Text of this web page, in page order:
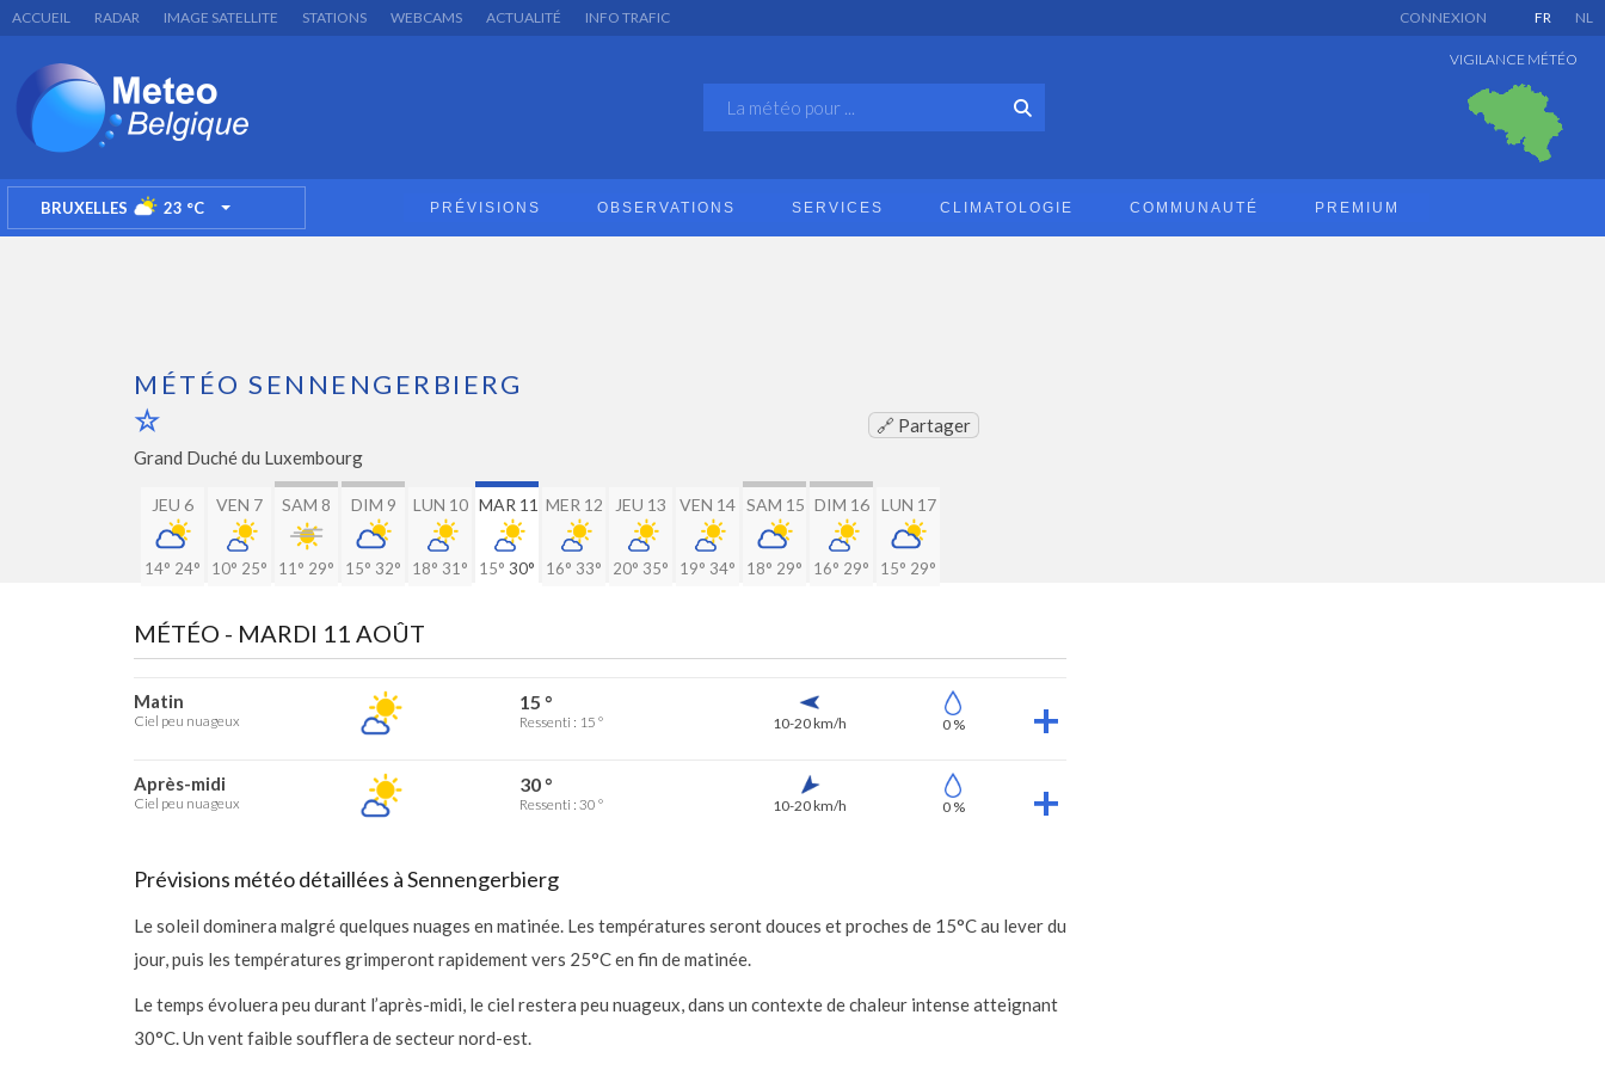
ACCUEIL RADAR IMAGE SATELLITE STATIONS WEBCAMS ACTUALITÉ INFO TRAFIC FR NL
CONNEXION
VIGILANCE MÉTÉO
BRUXELLES 23 °C TOGGLE DROPDOWN PRÉVISIONS OBSERVATIONS SERVICES CLIMATOLOGIE COMMUNAUTÉ PREMIUM
MÉTÉO SENNENGERBIERG
🔗 Partager
Grand Duché du Luxembourg
JEU 6
14° 24°
VEN 7
10° 25°
SAM 8
11° 29°
DIM 9
15° 32°
LUN 10
18° 31°
MAR 11
15° 30°
MER 12
16° 33°
JEU 13
20° 35°
VEN 14
19° 34°
SAM 15
18° 29°
DIM 16
16° 29°
LUN 17
15° 29°
MÉTÉO - MARDI 11 AOÛT
Matin
Ciel peu nuageux
15 °
Ressenti : 15 ° 10-20 km/h 0 %
Après-midi
Ciel peu nuageux
30 °
Ressenti : 30 ° 10-20 km/h 0 %
Prévisions météo détaillées à Sennengerbierg
Le soleil dominera malgré quelques nuages en matinée. Les températures seront douces et proches de 15°C au lever du
jour, puis les températures grimperont rapidement vers 25°C en fin de matinée.
Le temps évoluera peu durant l’après-midi, le ciel restera peu nuageux, dans un contexte de chaleur intense atteignant
30°C. Un vent faible soufflera de secteur nord-est.